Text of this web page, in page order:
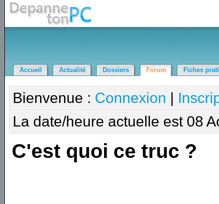
Accueil Actualité Dossiers Forum Fiches
Bienvenue : Connexion |
La date/heure actuelle est 08
C'est quoi ce truc ?